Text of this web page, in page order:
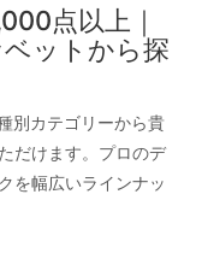
点以上｜
ットから探
別カテゴリーから貴
だけます。プロのデ
を幅広いラインナッ